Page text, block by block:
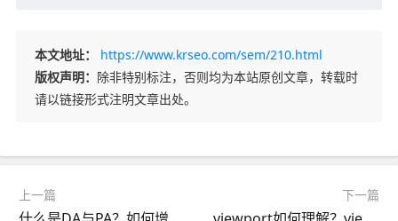
本文地址：
https://www.krseo.com/sem/210.html
版权声明： 除非特别标注，否则均为本站原创文章，转载时
请以链接形式注明文章出处。
上一篇 下一篇